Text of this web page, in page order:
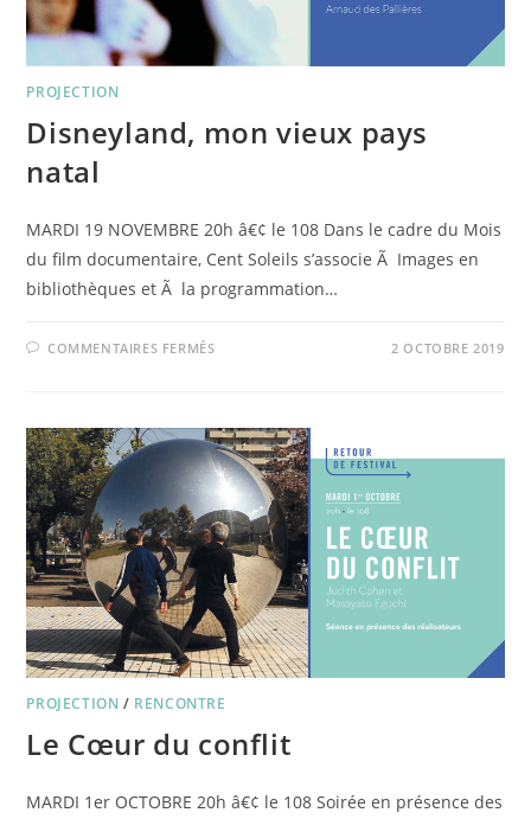
PROJECTION
Disneyland, mon vieux pays
natal
MARDI 19 NOVEMBRE 20h â€¢ le 108 Dans le cadre du Mois
du film documentaire, Cent Soleils s’associe Ã Images en
bibliothèques et Ã la programmation…
COMMENTAIRES FERMÉSSUR
NATAL
2 OCTOBRE 2019
PROJECTION / RENCONTRE
Le Cœur du conflit
MARDI 1er OCTOBRE 20h â€¢ le 108 Soirée en présence des